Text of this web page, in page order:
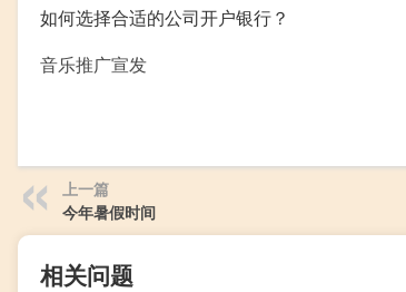
如何选择合适的公司开户银行？
音乐推广宣发
上一篇
今年暑假时间
相关问题